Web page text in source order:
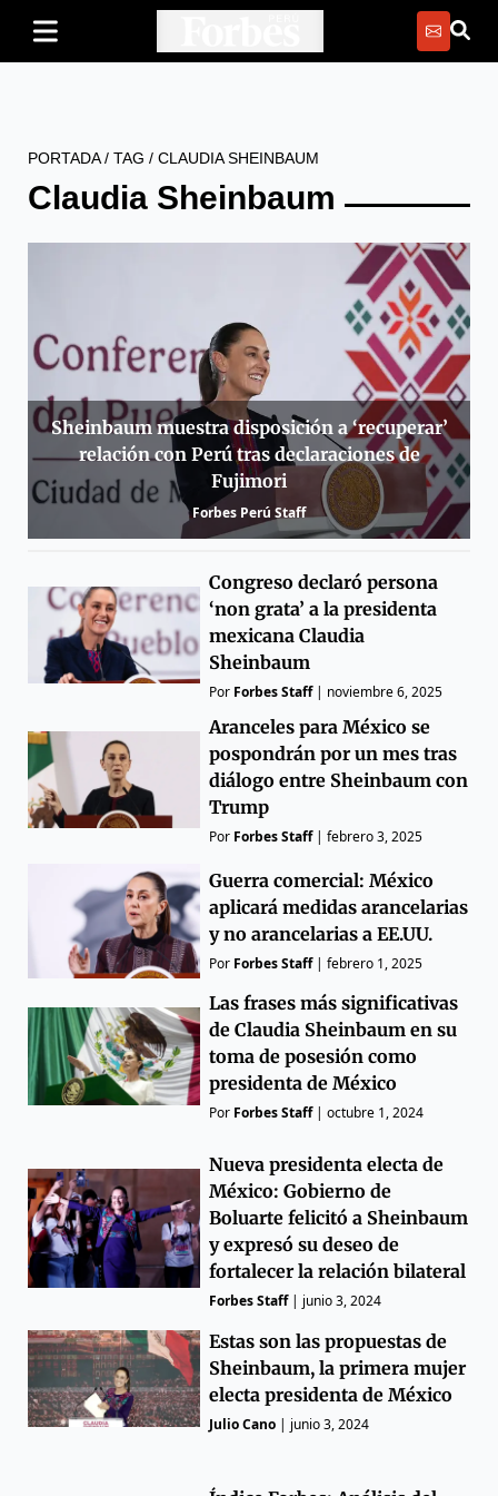
PORTADA/ TAG / CLAUDIA SHEINBAUM
Claudia Sheinbaum
Sheinbaum muestra disposición a ‘recuperar’
relación con Perú tras declaraciones de
Fujimori
Forbes Perú Staff
Congreso declaró persona
‘non grata’ a la presidenta
mexicana Claudia
Sheinbaum
Por Forbes Staff| noviembre 6, 2025
Aranceles para México se
pospondrán por un mes tras
diálogo entre Sheinbaum con
Trump
Por Forbes Staff|febrero 3, 2025
Guerra comercial: México
aplicará medidas arancelarias
y no arancelarias a EE.UU.
Por Forbes Staff|febrero 1, 2025
Las frases más significativas
de Claudia Sheinbaum en su
toma de posesión como
presidenta de México
Por Forbes Staff|octubre 1, 2024
Nueva presidenta electa de
México: Gobierno de
Boluarte felicitó a Sheinbaum
y expresó su deseo de
fortalecer la relación bilateral
Forbes Staff| junio 3, 2024
Estas son las propuestas de
Sheinbaum, la primera mujer
electa presidenta de México
Julio Cano | junio 3, 2024